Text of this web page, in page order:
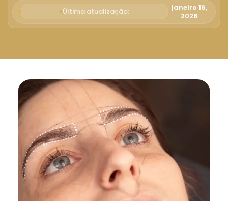
Română
Svenska
Última atualização:
janeiro 16,
2026